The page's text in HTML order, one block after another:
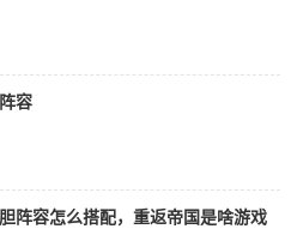
容
阵容怎么搭配，重返帝国是啥游戏